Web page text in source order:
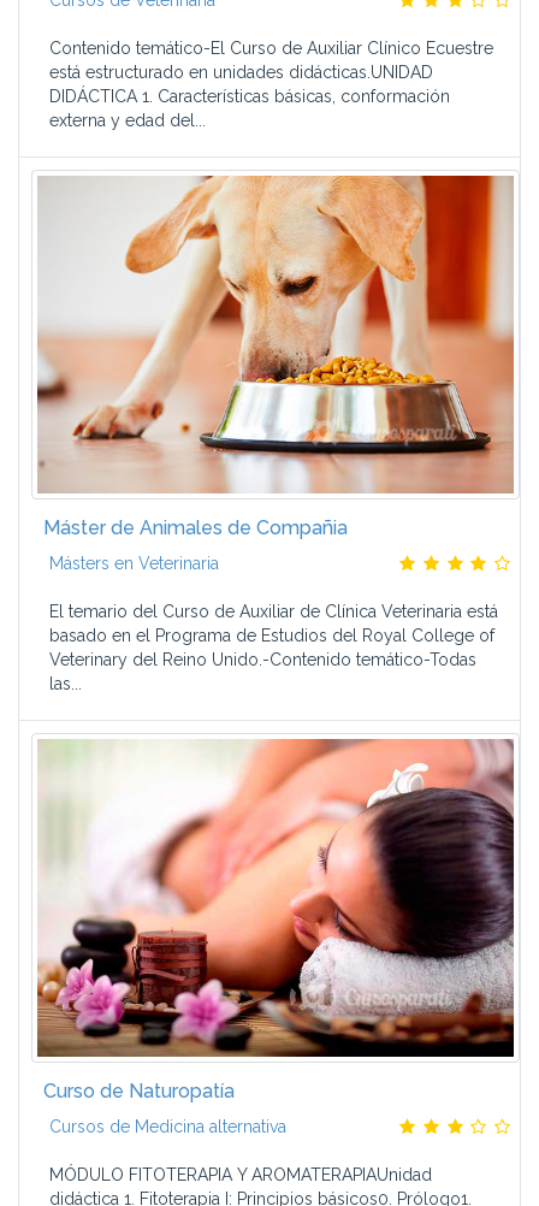
Contenido temático-El Curso de Auxiliar Clínico Ecuestre
está estructurado en unidades didácticas.UNIDAD
DIDÁCTICA 1. Características básicas, conformación
externa y edad del...
Máster de Animales de Compañia
Másters en Veterinaria
El temario del Curso de Auxiliar de Clínica Veterinaria está
basado en el Programa de Estudios del Royal College of
Veterinary del Reino Unido.-Contenido temático-Todas
las...
Curso de Naturopatía
Cursos de Medicina alternativa
MÓDULO FITOTERAPIA Y AROMATERAPIAUnidad
didáctica 1. Fitoterapia I: Principios básicos0. Prólogo1.